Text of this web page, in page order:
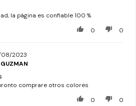
la página es confiable 100 %
0
0
2023
comprare otros colores
0
0